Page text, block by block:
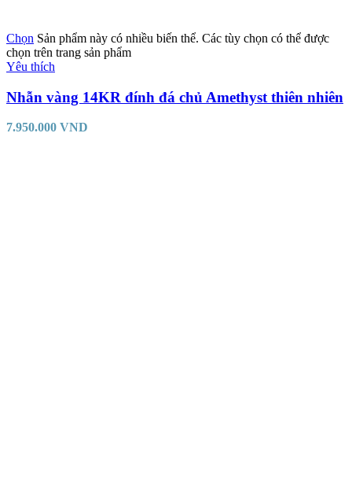
Chọn Sản phẩm này có nhiều biến thể. Các tùy chọn có thể được
chọn trên trang sản phẩm
Yêu thích
Nhẫn vàng 14KR đính đá chủ Amethyst thiên nhiên
7.950.000 VND